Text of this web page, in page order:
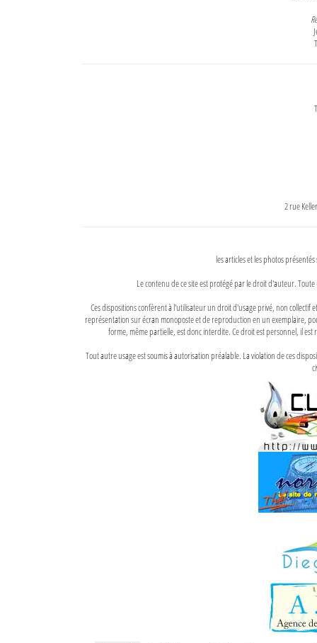
2 rue
les articles et les photos
Le contenu de ce site est protégé par le droit d'auteur.
Ces dispositions confèrent à l'utilisateur un droit d'usage privé, non
représentation sur écran monoposte et de reproduction en un exemplaire,
forme, même partielle, est donc interdite. Ce droit est personnel, il
Tout autre usage est soumis à autorisation préalable. La violation de ces